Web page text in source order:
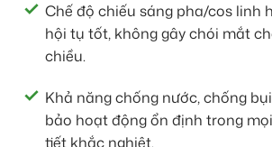
Chế độ chiếu sáng pha/cos linh
hội tụ tốt, không gây chói mắt
chiều.
Khả năng chống nước, chống
bảo hoạt động ổn định trong
tiết khắc nghiệt.